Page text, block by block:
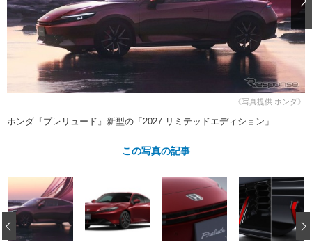
ショップレポート 愛車 File
自動車豆知識 ストップ！不具合修理＆粗悪修理
鈑金・塗装
ディテイリング
ディテイリング 洗車
ヘッドライト磨き コーティング
フィルム・ラッピング
鈑金・塗装
小キズ直し 防錆
特集記事
ストップ 不具合修理＆粗悪修理
カーメーカー「旧車」関連プロジェ
クト
ショップ紹介
ショップレポート プロショップ検索
レストア
カーメーカー「旧車」関連プロジ
インタビュー
イベント告知 イベントレポート
《写真提供 ホンダ》
ホンダ『プレリュード』新型の「2027 リミテッドエディション」
この写真の記事
‹